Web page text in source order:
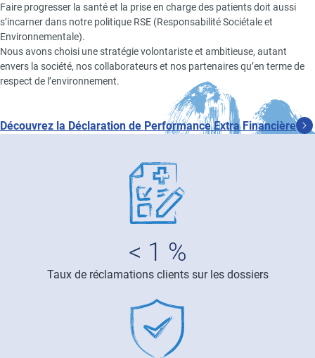
Faire progresser la santé et la prise en charge des patients doit aussi
s’incarner dans notre politique RSE (Responsabilité Sociétale et
Environnementale).
Nous avons choisi une stratégie volontariste et ambitieuse, autant
envers la société, nos collaborateurs et nos partenaires qu’en terme de
respect de l’environnement.
Découvrez la Déclaration de Performance Extra Financière
< 1 %
Taux de réclamations clients sur les dossiers